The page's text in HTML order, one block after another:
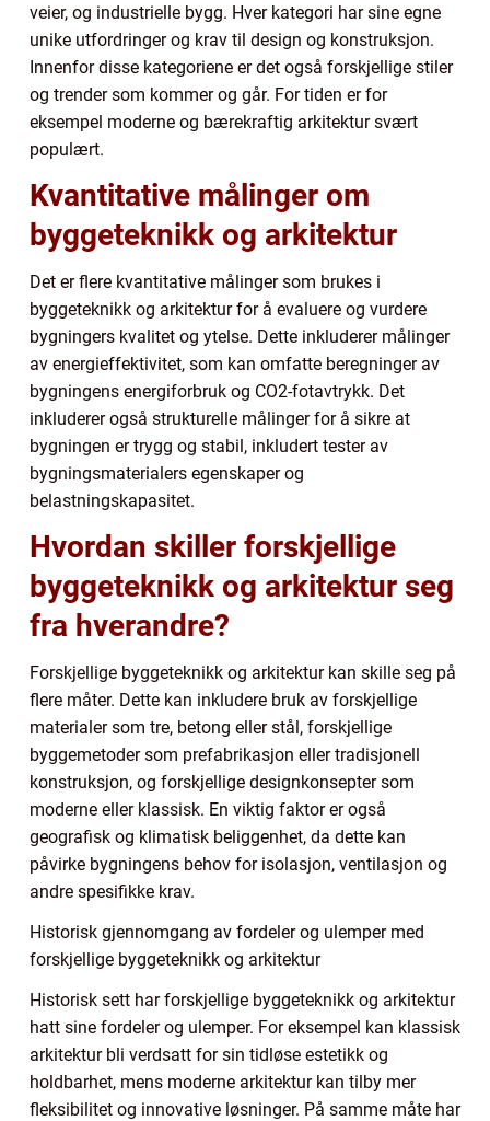
veier, og industrielle bygg. Hver kategori har sine egne
unike utfordringer og krav til design og konstruksjon.
Innenfor disse kategoriene er det også forskjellige stiler
og trender som kommer og går. For tiden er for
eksempel moderne og bærekraftig arkitektur svært
populært.
Kvantitative målinger om
byggeteknikk og arkitektur
Det er flere kvantitative målinger som brukes i
byggeteknikk og arkitektur for å evaluere og vurdere
bygningers kvalitet og ytelse. Dette inkluderer målinger
av energieffektivitet, som kan omfatte beregninger av
bygningens energiforbruk og CO2-fotavtrykk. Det
inkluderer også strukturelle målinger for å sikre at
bygningen er trygg og stabil, inkludert tester av
bygningsmaterialers egenskaper og
belastningskapasitet.
Hvordan skiller forskjellige
byggeteknikk og arkitektur seg
fra hverandre?
Forskjellige byggeteknikk og arkitektur kan skille seg på
flere måter. Dette kan inkludere bruk av forskjellige
materialer som tre, betong eller stål, forskjellige
byggemetoder som prefabrikasjon eller tradisjonell
konstruksjon, og forskjellige designkonsepter som
moderne eller klassisk. En viktig faktor er også
geografisk og klimatisk beliggenhet, da dette kan
påvirke bygningens behov for isolasjon, ventilasjon og
andre spesifikke krav.
Historisk gjennomgang av fordeler og ulemper med
forskjellige byggeteknikk og arkitektur
Historisk sett har forskjellige byggeteknikk og arkitektur
hatt sine fordeler og ulemper. For eksempel kan klassisk
arkitektur bli verdsatt for sin tidløse estetikk og
holdbarhet, mens moderne arkitektur kan tilby mer
fleksibilitet og innovative løsninger. På samme måte har